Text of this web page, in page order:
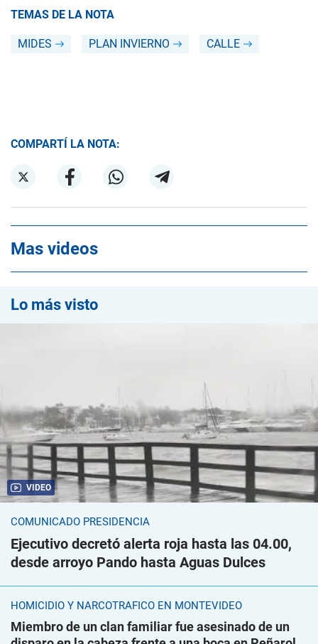
TEMAS DE LA NOTA
MIDES PLAN INVIERNO CALLE
COMPARTÍ LA NOTA:
Mas videos
Lo más visto
VIDEO
COMUNICADO PRESIDENCIA
Ejecutivo decretó alerta roja hasta las 04.00,
desde arroyo Pando hasta Aguas Dulces
HOMICIDIO Y NARCOTRÁFICO EN MONTEVIDEO
Miembro de un clan familiar fue asesinado de un